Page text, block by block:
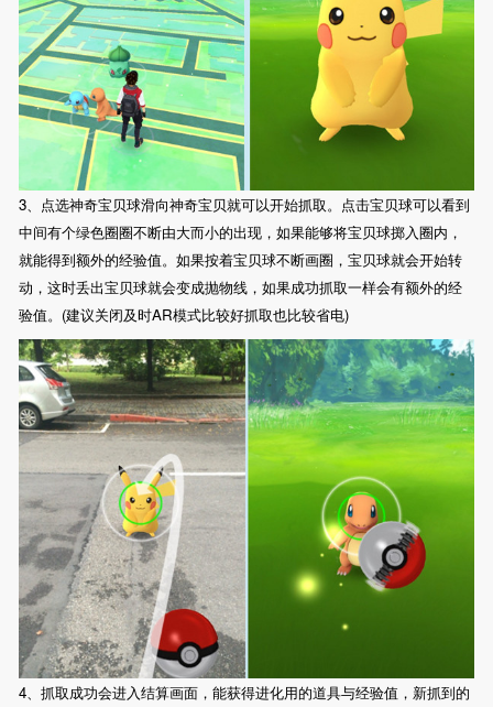
3、点选神奇宝贝球滑向神奇宝贝就可以开始抓取。点击宝贝球可以看到
中间有个绿色圈圈不断由大而小的出现，如果能够将宝贝球掷入圈内，
就能得到额外的经验值。如果按着宝贝球不断画圈，宝贝球就会开始转
动，这时丢出宝贝球就会变成抛物线，如果成功抓取一样会有额外的经
验值。(建议关闭及时AR模式比较好抓取也比较省电)
4、抓取成功会进入结算画面，能获得进化用的道具与经验值，新抓到的